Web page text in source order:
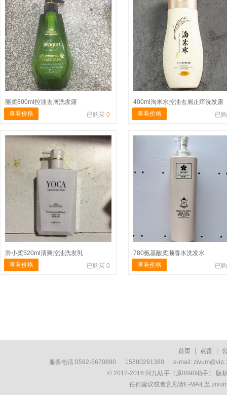
丽柔800ml控油去屑洗发露
查看价格
已购买 0 查看价格 已
滑小柔520ml清爽控油洗发乳
查看价格
已购买 0
780氨基酸柔顺香水洗发水
查看价格
已
首页 点货
服务电话:0592-5670890 15880261380 e-mail:
© 2012-2016 阿九助手（原0890助手） 版
任何建议或者意见请E-MAIL至